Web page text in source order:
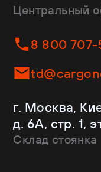
Изотермы
Самосвалы
Ломовозы
С кониками
Dongfeng
Helfimmer
JAC
Kassbohrer
Krone
Mercedes-
Schmitz
Shacman
Центральный
8 800 707-
г. Москва,
д. 6А, стр. 1,
Склад стоянка